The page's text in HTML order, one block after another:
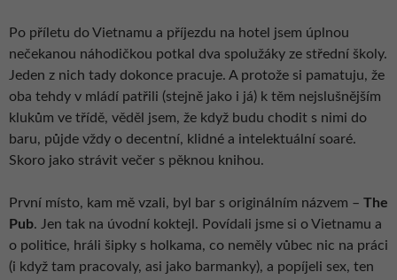
Po příletu do Vietnamu a příjezdu na hotel jsem úplnou
nečekanou náhodičkou potkal dva spolužáky ze střední školy.
Jeden z nich tady dokonce pracuje. A protože si pamatuju, že
oba tehdy v mládí patřili (stejně jako i já) k těm nejslušnějším
klukům ve třídě, věděl jsem, že když budu chodit s nimi do
baru, půjde vždy o decentní, klidné a intelektuální soaré.
Skoro jako strávit večer s pěknou knihou.
První místo, kam mě vzali, byl bar s originálním názvem – The
Pub. Jen tak na úvodní koktejl. Povídali jsme si o Vietnamu a
o politice, hráli šipky s holkama, co neměly vůbec nic na práci
(i když tam pracovaly, asi jako barmanky), a popíjeli sex, ten